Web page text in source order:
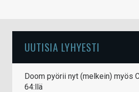
UUTISIA LYHYESTI
Doom pyörii nyt (melkein) myös
64:llä